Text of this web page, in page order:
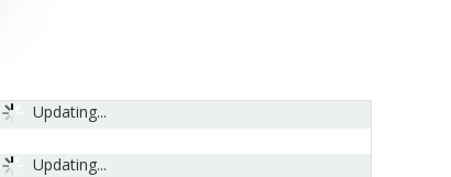
Updating...
Updating...